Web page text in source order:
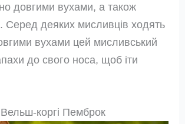
довгими вухами, а також
Серед деяких мисливців ходять
вухами цей мисливський
до свого носа, щоб іти
Вельш-коргі Пемброк